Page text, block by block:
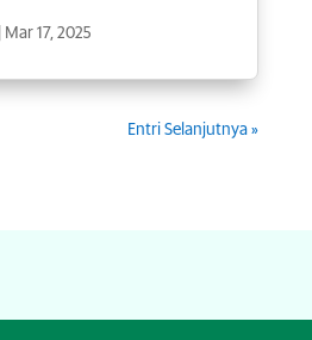
Mar 17, 2025
Entri Selanjutnya »